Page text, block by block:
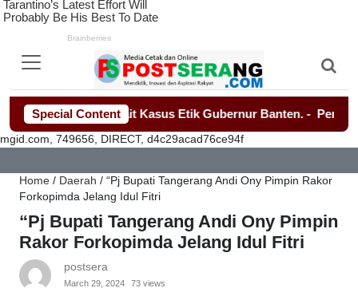
Special Content
Terkait Kasus Etik Gubernur Banten.- Perkuat
mgid.com, 749656, DIRECT, d4c29acad76ce94f
Home / Daerah / “Pj Bupati Tangerang Andi Ony Pimpin Rakor
Forkopimda Jelang Idul Fitri
“Pj Bupati Tangerang Andi Ony Pimpin
Rakor Forkopimda Jelang Idul Fitri
postsera
March 29, 2024 73 views